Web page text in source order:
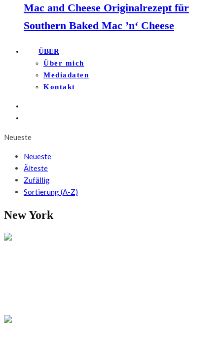
Mac and Cheese Originalrezept für
Southern Baked Mac ’n‘ Cheese
ÜBER
Über mich
Mediadaten
Kontakt
Neueste
Neueste
Älteste
Zufällig
Sortierung (A-Z)
New York